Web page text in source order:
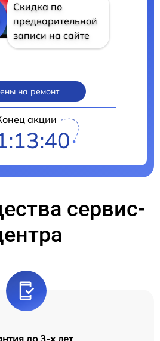
Скидка по
предварительной
записи на сайте
на ремонт
акции
сервис-
до 3-х лет